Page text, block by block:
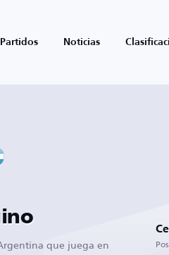
Partidos Noticias
que juega en